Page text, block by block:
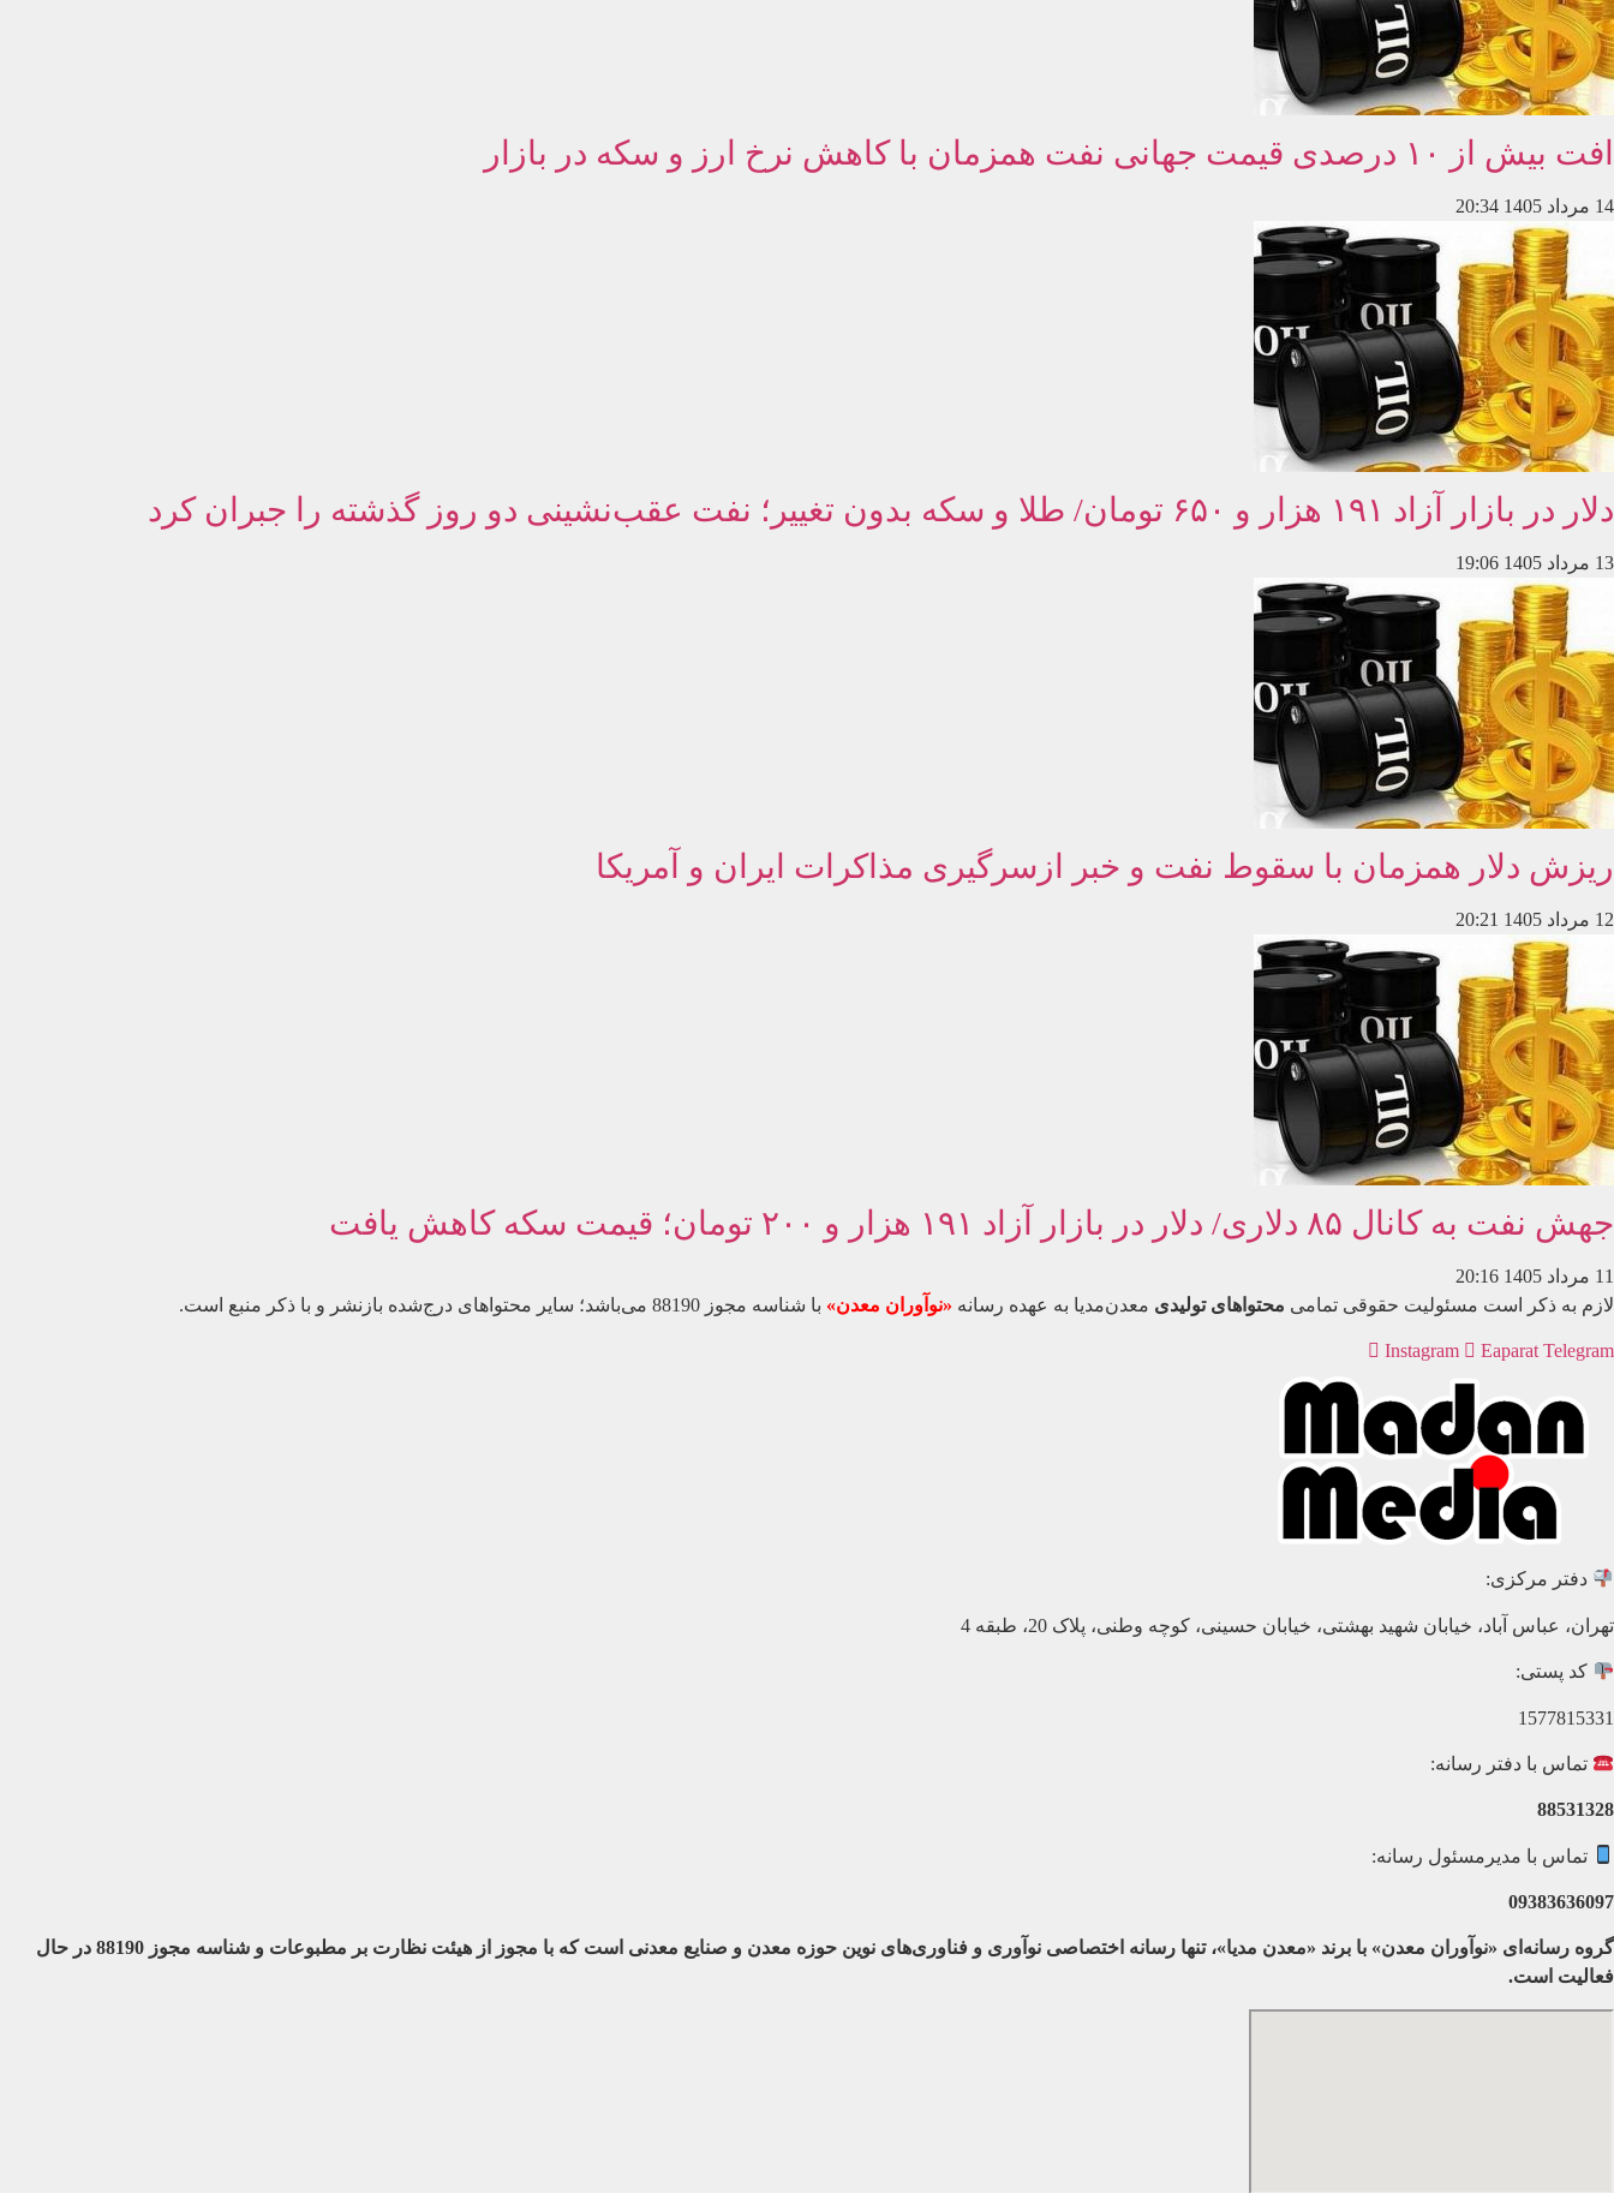
افت بیش از ۱۰ درصدی قیمت جهانی نفت همزمان با کاهش نرخ ارز و سکه در بازار
14 مرداد 1405 20:34
دلار در بازار آزاد ۱۹۱ هزار و ۶۵۰ تومان/ طلا و سکه بدون تغییر؛ نفت عقب‌نشینی دو روز گذشته را جبران کرد
13 مرداد 1405 19:06
ریزش دلار همزمان با سقوط نفت و خبر ازسرگیری مذاکرات ایران و آمریکا
12 مرداد 1405 20:21
جهش نفت به کانال ۸۵ دلاری/ دلار در بازار آزاد ۱۹۱ هزار و ۲۰۰ تومان؛ قیمت سکه کاهش یافت
11 مرداد 1405
20:16
لازم به ذکر است مسئولیت حقوقی تمامی محتواهای تولیدی معدن‌مدیا به عهده رسانه «نوآوران معدن» با شناسه مجوز 88190 می‌باشد؛ سایر محتواهای درج‌شده بازنشر و با ذکر منبع است.
Instagram Eaparat Telegram
دفتر مرکزی:
تهران، عباس آباد، خیابان شهید بهشتی، خیابان حسینی، کوچه وطنی، پلاک 20، طبقه 4
کد پستی:
1577815331
تماس با دفتر رسانه:
88531328
تماس با مدیرمسئول رسانه:
09383636097
گروه رسانه‌ای «نوآوران معدن» با برند «معدن مدیا»، تنها رسانه اختصاصی نوآوری و فناوری‌های نوین حوزه معدن و صنایع معدنی‌ است که با مجوز از هیئت نظارت بر مطبوعات
و شناسه مجوز 88190 در حال
فعالیت است.